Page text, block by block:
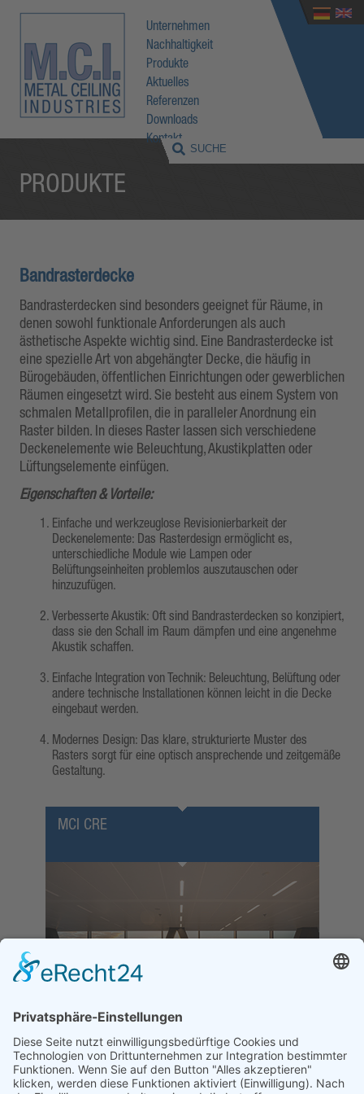
Unternehmen
Nachhaltigkeit
Produkte
Aktuelles
Referenzen
Downloads
Kontakt
PRODUKTE
Bandrasterdecke
Bandrasterdecken sind besonders geeignet für Räume, in
denen sowohl funktionale Anforderungen als auch
ästhetische Aspekte wichtig sind. Eine Bandrasterdecke ist
eine spezielle Art von abgehängter Decke, die häufig in
Bürogebäuden, öffentlichen Einrichtungen oder gewerblichen
Räumen eingesetzt wird. Sie besteht aus einem System von
schmalen Metallprofilen, die in paralleler Anordnung ein
Raster bilden. In dieses Raster lassen sich verschiedene
Deckenelemente wie Beleuchtung, Akustikplatten oder
Lüftungselemente einfügen.
Eigenschaften & Vorteile:
Einfache und werkzeuglose Revisionierbarkeit der
Deckenelemente: Das Rasterdesign ermöglicht es,
unterschiedliche Module wie Lampen oder
Belüftungseinheiten problemlos auszutauschen oder
hinzuzufügen.
Verbesserte Akustik: Oft sind Bandrasterdecken so konzipiert,
dass sie den Schall im Raum dämpfen und eine angenehme
Akustik schaffen.
Einfache Integration von Technik: Beleuchtung, Belüftung oder
andere technische Installationen können leicht in die Decke
eingebaut werden.
Modernes Design: Das klare, strukturierte Muster des
Rasters sorgt für eine optisch ansprechende und zeitgemäße
Gestaltung.
MCI CRE
MCI CRE K